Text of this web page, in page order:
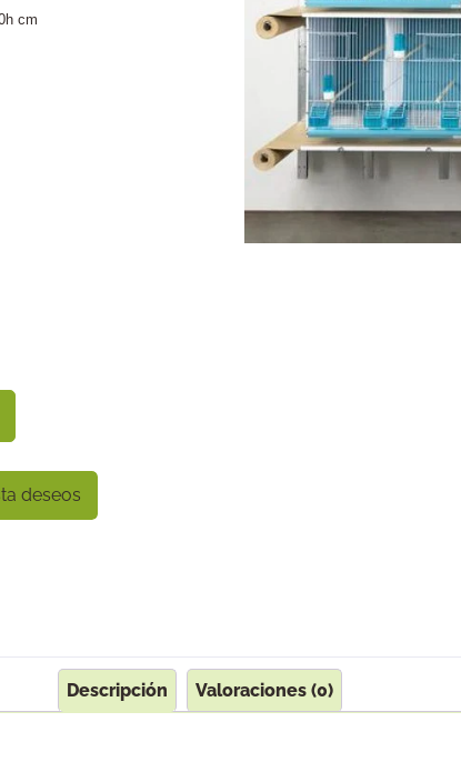
cm
deseos
Descripción Valoraciones (0)